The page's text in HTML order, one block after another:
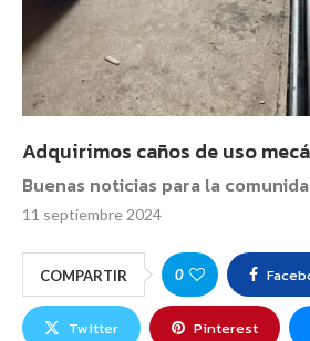
Adquirimos caños de uso
Buenas noticias para la
11 septiembre 2024
COMPARTIR 0
Twitter Pinterest